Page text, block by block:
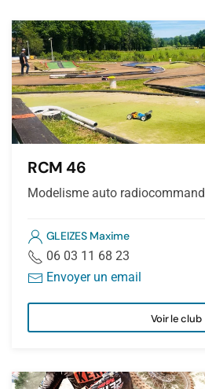
RCM 46
Modelisme auto
GLEIZES Maxime
06 03 11 68 23
Envoyer un email
Voir le club